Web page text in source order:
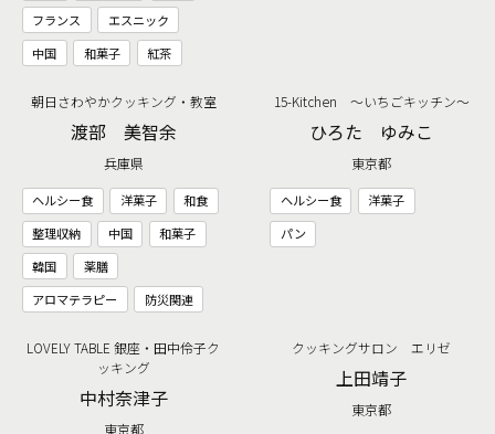
フランス
エスニック
中国
和菓子 紅茶
朝日さわやかクッキング・教室
渡部 美智余
兵庫県
ヘルシー食 洋菓子
和食
整理収納
中国
和菓子
韓国
薬膳
アロマテラピー
防災関連
15-Kitchen ～いちごキッチン～
ひろた ゆみこ
東京都
ヘルシー食
洋菓子
パン
LOVELY TABLE 銀座・田中伶子ク
ッキング
中村奈津子
東京都
クッキングサロン エリゼ
上田靖子
東京都